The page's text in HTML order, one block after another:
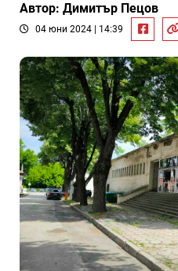
Автор: Димитър Пецов
04 юни 2024 | 14:39